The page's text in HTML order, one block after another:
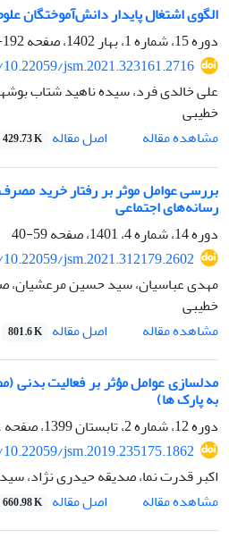
الگوی اشتغال پایدار دانش‌آموختگان
دوره 15، شماره 1، بهار 1402، صفحه
192-177
jsm.2021.323161.2716
علی خالدی فرد، سیده ناهید شتاب
خطیبی
مشاهده مقاله
اصل مقاله 429.73 K
بررسی عوامل موثر بر رفتار خرید
رسانه‌های اجتماعی
دوره 14، شماره 4، 1401، صفحه
59-40
jsm.2021.312179.2602
مهدی عباسیان، سید حسین مرعشیان،
خطیبی
مشاهده مقاله
اصل مقاله 801.6 K
مدلسازی عوامل مؤثر بر فعالیت بدنی
به پارک ها)
دوره 12، شماره 2، تابستان 1399، صفحه
jsm.2019.235175.1862
اکبر قدرت نما، صدیقه حیدری نژاد،
مشاهده مقاله
اصل مقاله 660.98 K